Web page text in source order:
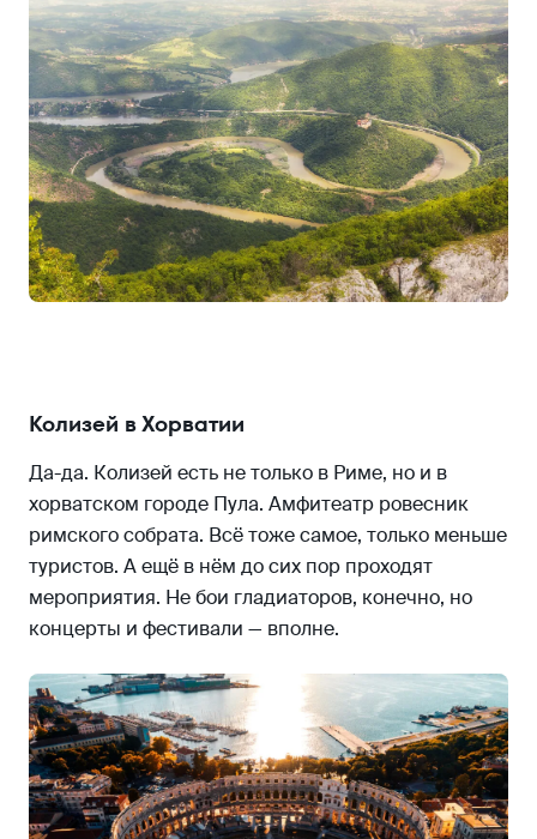
Колизей в Хорватии
Да-да. Колизей есть не только в Риме, но и в
хорватском городе Пула. Амфитеатр ровесник
римского собрата. Всё тоже самое, только меньше
туристов. А ещё в нём до сих пор проходят
мероприятия. Не бои гладиаторов, конечно, но
концерты и фестивали — вполне.